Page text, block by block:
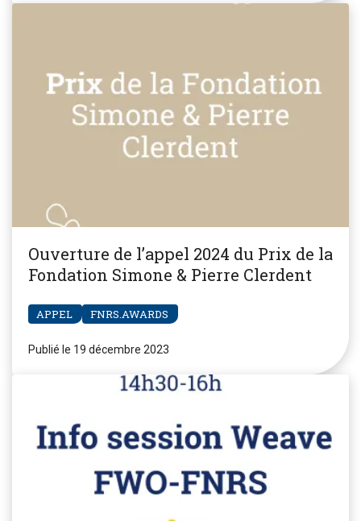
Ouverture de l’appel 2024 du Prix de la
Fondation Simone & Pierre Clerdent
APPEL FNRS.AWARDS
Publié le 19 décembre 2023